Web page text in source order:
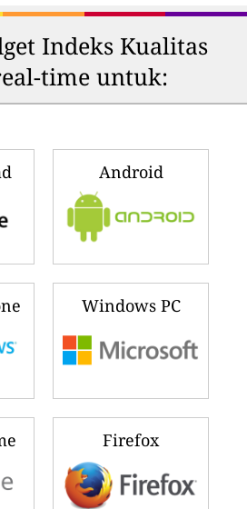
Indeks Kualitas
time untuk:
Android
Windows PC
Firefox